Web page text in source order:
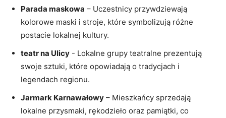
Parada maskowa – Uczestnicy przywdziewają
kolorowe ⁤maski ⁢i​ stroje,⁣ które symbolizują różne
postacie lokalnej kultury.
teatr na ‌Ulicy -‍ Lokalne grupy teatralne prezentują
swoje⁢ sztuki, które opowiadają o ⁣tradycjach ​i‍
legendach regionu.
Jarmark Karnawałowy – ⁢Mieszkańcy‌ sprzedają
lokalne przysmaki,⁣ rękodzieło oraz ⁣pamiątki, co⁤